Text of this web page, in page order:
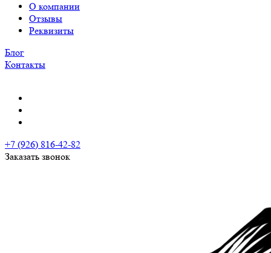
О компании
Отзывы
Реквизиты
Блог
Контакты
+7 (926) 816-42-82
Заказать звонок